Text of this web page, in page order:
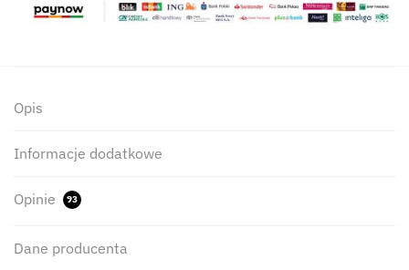
Opis
Informacje dodatkowe
Opinie 93
Dane producenta